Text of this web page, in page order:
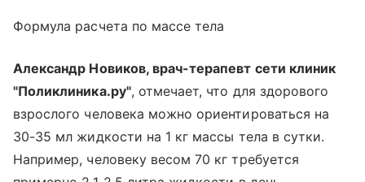
Формула расчета по массе тела
Александр Новиков, врач-терапевт сети клиник
"Поликлиника.ру", отмечает, что для здорового
взрослого человека можно ориентироваться на
30-35 мл жидкости на 1 кг массы тела в сутки.
Например, человеку весом 70 кг требуется